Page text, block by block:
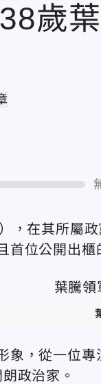
歲
，在其所屬
首位公開出櫃
象，從一位專
政治家。